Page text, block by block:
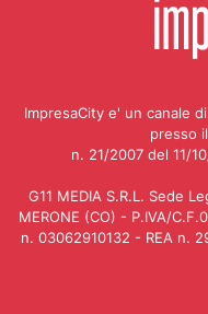
ImpresaCity e' un canale
presso
n. 21/2007 del 11/
G11 MEDIA S.R.L. Sede
MERONE (CO) - P.IVA/
n. 03062910132 - REA n.